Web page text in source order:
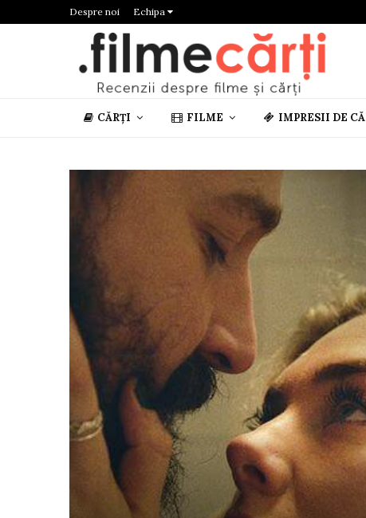
Despre noi Echipa
CĂRȚI FILME IMPRESII DE